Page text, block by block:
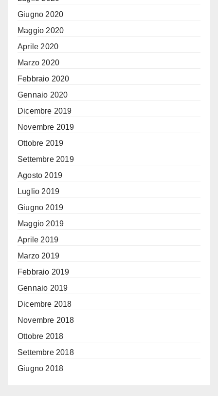
Giugno 2020
Maggio 2020
Aprile 2020
Marzo 2020
Febbraio 2020
Gennaio 2020
Dicembre 2019
Novembre 2019
Ottobre 2019
Settembre 2019
Agosto 2019
Luglio 2019
Giugno 2019
Maggio 2019
Aprile 2019
Marzo 2019
Febbraio 2019
Gennaio 2019
Dicembre 2018
Novembre 2018
Ottobre 2018
Settembre 2018
Giugno 2018